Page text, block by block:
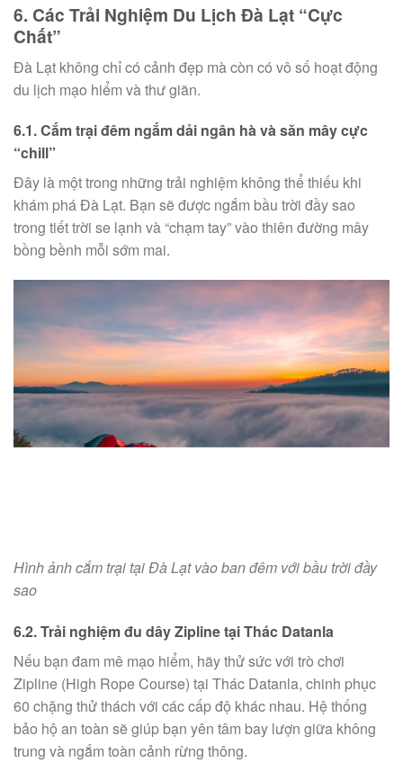
6. Các Trải Nghiệm Du Lịch Đà Lạt “Cực
Chất”
Đà Lạt không chỉ có cảnh đẹp mà còn có vô số hoạt động
du lịch mạo hiểm và thư giãn.
6.1. Cắm trại đêm ngắm dải ngân hà và săn mây cực
“chill”
Đây là một trong những trải nghiệm không thể thiếu khi
khám phá Đà Lạt. Bạn sẽ được ngắm bầu trời đầy sao
trong tiết trời se lạnh và “chạm tay” vào thiên đường mây
bồng bềnh mỗi sớm mai.
Hình ảnh cắm trại tại Đà Lạt vào ban đêm với bầu trời đầy
sao
6.2. Trải nghiệm đu dây Zipline tại Thác Datanla
Nếu bạn đam mê mạo hiểm, hãy thử sức với trò chơi
Zipline (High Rope Course) tại Thác Datanla, chinh phục
60 chặng thử thách với các cấp độ khác nhau. Hệ thống
bảo hộ an toàn sẽ giúp bạn yên tâm bay lượn giữa không
trung và ngắm toàn cảnh rừng thông.